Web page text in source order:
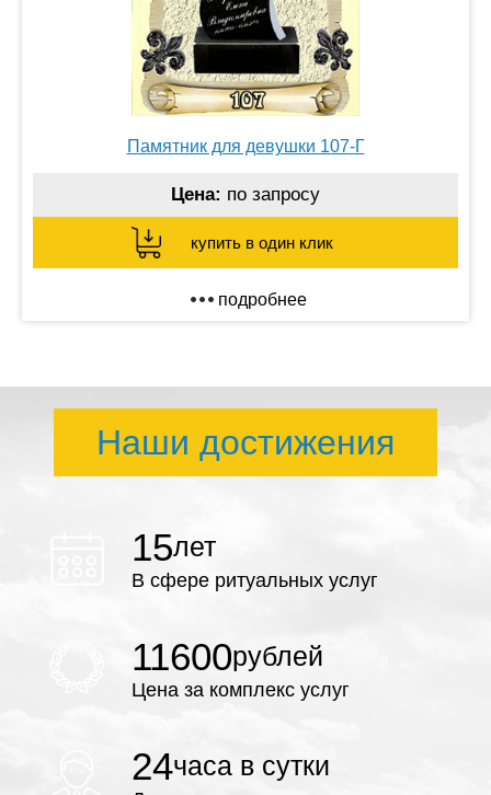
Памятник для девушки 107-Г
Цена: по запросу
купить в один клик
подробнее
Наши достижения
15лет
В сфере ритуальных услуг
11600рублей
Цена за комплекс услуг
24часа в сутки